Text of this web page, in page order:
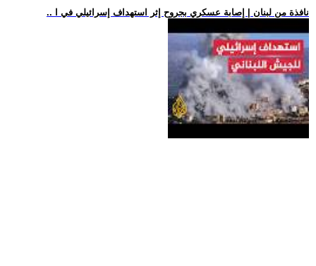
.. نافذة من لبنان | إصابة عسكري بجروح إثر استهداف إسرائيلي في ا